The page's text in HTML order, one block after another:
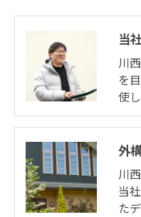
当
川
を
使
外
川
当
た